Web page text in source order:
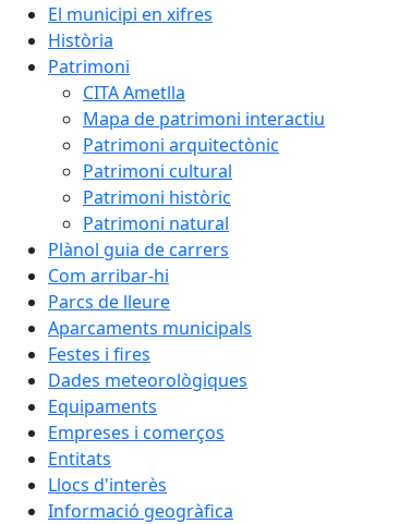
El municipi en xifres
Història
Patrimoni
CITA Ametlla
Mapa de patrimoni interactiu
Patrimoni arquitectònic
Patrimoni cultural
Patrimoni històric
Patrimoni natural
Plànol guia de carrers
Com arribar-hi
Parcs de lleure
Aparcaments municipals
Festes i fires
Dades meteorològiques
Equipaments
Empreses i comerços
Entitats
Llocs d'interès
Informació geogràfica